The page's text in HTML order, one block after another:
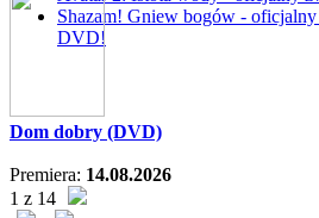
Shazam! Gniew bogów -
DVD!
Dom dobry (DVD)
Premiera: 14.08.2026
1 z 14